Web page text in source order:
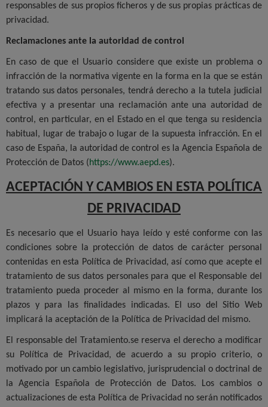
responsables de sus propios ficheros y de sus propias prácticas de
privacidad.
Reclamaciones ante la autoridad de control
En caso de que el Usuario considere que existe un problema o
infracción de la normativa vigente en la forma en la que se están
tratando sus datos personales, tendrá derecho a la tutela judicial
efectiva y a presentar una reclamación ante una autoridad de
control, en particular, en el Estado en el que tenga su residencia
habitual, lugar de trabajo o lugar de la supuesta infracción. En el
caso de España, la autoridad de control es la Agencia Española de
Protección de Datos (https://www.aepd.es).
ACEPTACIÓN Y CAMBIOS EN ESTA POLÍTICA
DE PRIVACIDAD
Es necesario que el Usuario haya leído y esté conforme con las
condiciones sobre la protección de datos de carácter personal
contenidas en esta Política de Privacidad, así como que acepte el
tratamiento de sus datos personales para que el Responsable del
tratamiento pueda proceder al mismo en la forma, durante los
plazos y para las finalidades indicadas. El uso del Sitio Web
implicará la aceptación de la Política de Privacidad del mismo.
El responsable del Tratamiento.se reserva el derecho a modificar
su Política de Privacidad, de acuerdo a su propio criterio, o
motivado por un cambio legislativo, jurisprudencial o doctrinal de
la Agencia Española de Protección de Datos. Los cambios o
actualizaciones de esta Política de Privacidad no serán notificados